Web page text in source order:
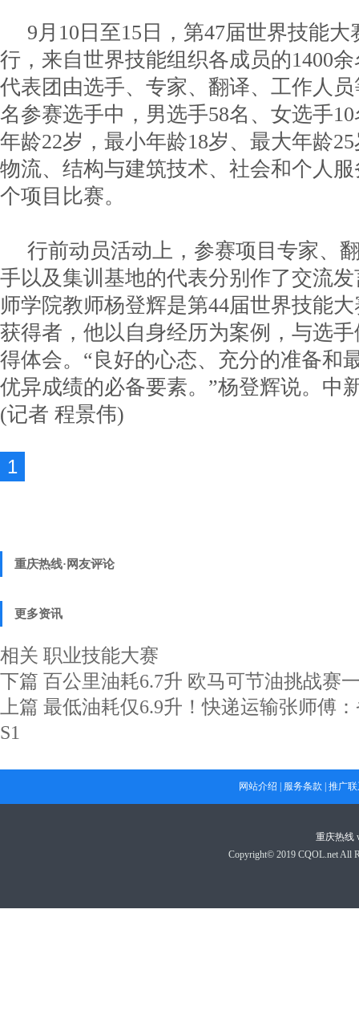
9月10日至15日，第47届世界技能
行，来自世界技能组织各成员的1400
代表团由选手、专家、翻译、工作人员
名参赛选手中，男选手58名、女选手
年龄22岁，最小年龄18岁、最大年龄
物流、结构与建筑技术、社会和个人
个项目比赛。
行前动员活动上，参赛项目专家、
手以及集训基地的代表分别作了交流
师学院教师杨登辉是第44届世界技能
获得者，他以自身经历为案例，与选
得体会。“良好的心态、充分的准备和
优异成绩的必备要素。”杨登辉说。 中
(记者 程景伟)
1
重庆热线·网友评论
更多资讯
相关 职业技能大赛
下篇 百公里油耗6.7升 欧马可节油挑战赛
上篇 最低油耗仅6.9升！快递运输张师傅
S1
网站介绍 服务条款 推广
重庆热线
Copyright© 2019 CQOL.net All